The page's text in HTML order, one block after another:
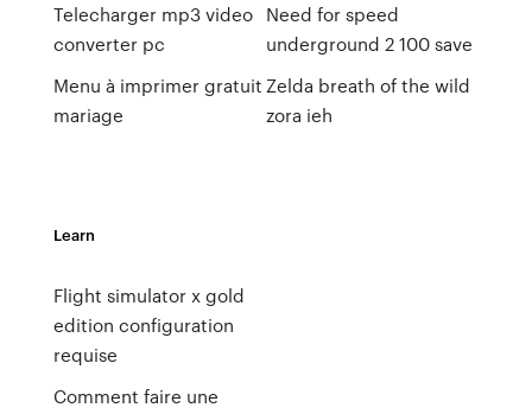
Telecharger mp3 video
converter pc
Menu à imprimer gratuit
mariage
Need for speed
underground 2 100 save
Zelda breath of the wild
zora ieh
Learn
Flight simulator x gold
edition configuration
requise
Comment faire une